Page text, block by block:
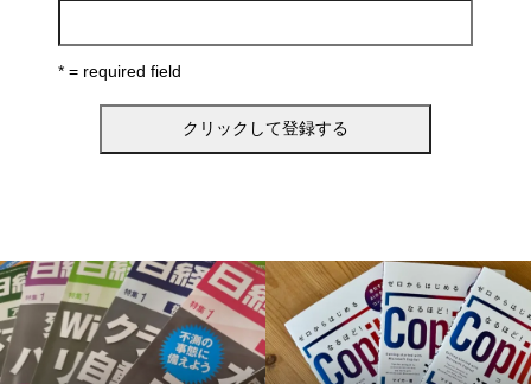
* = required field